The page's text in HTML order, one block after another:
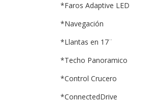
*Faros Adaptive LED
*Navegación
*Llantas en 17¨
*Techo Panoramico
*Control Crucero
*ConnectedDrive